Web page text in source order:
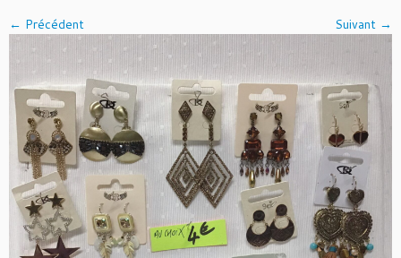
← Précédent Suivant →